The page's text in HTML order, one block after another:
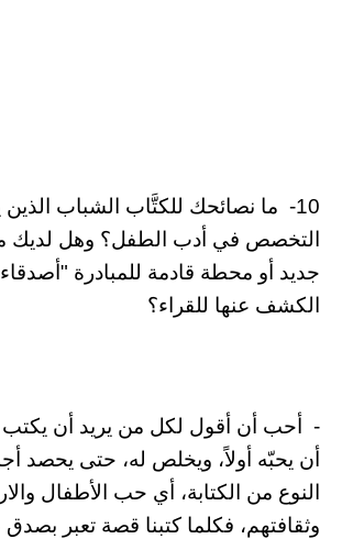
10- ما نصائحك للكتَّاب الشباب الذين
التخصص في أدب الطفل؟ وهل لديك
جديد أو محطة قادمة للمبادرة "أصدقاء
الكشف عنها للقراء؟
- أحب أن أقول لكل من يريد أن يكتب
أن يحبّه أولاً، ويخلص له، حتى يحصد
النوع من الكتابة، أي حب الأطفال
وثقافتهم، فكلما كتبنا قصة تعبر بصدق